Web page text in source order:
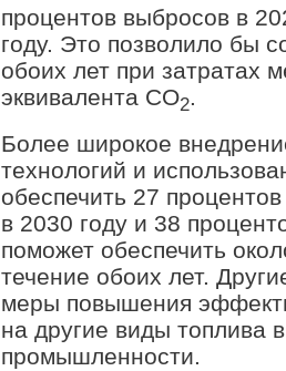
процентов выбросов в
году. Это позволило бы
обоих лет при затратах
эквивалента CO2.
Более широкое
технологий и
обеспечить 27
в 2030 году и 38
поможет обеспечить
течение обоих лет.
меры повышения
на другие виды топлива
промышленности.